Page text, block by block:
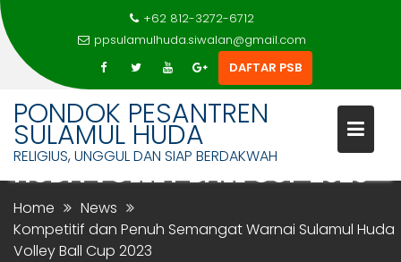
Skip
content
+62 812-3272-6712
ppsulamulhuda.siwalan@gmail.com
DAFTAR PSB
PONDOK PESANTREN
SULAMUL HUDA
RELIGIUS, UNGGUL DAN SIAP BERDAKWAH
KOMPETITIF DAN PENUH
SEMANGAT WARNAI SULAMUL
HUDA VOLLEY BALL CUP 2023
Home
News
Kompetitif dan Penuh Semangat Warnai Sulamul Huda
Volley Ball Cup 2023